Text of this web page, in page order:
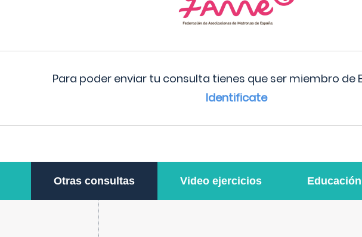
Para poder enviar tu consulta tienes que ser miembro de
Identificate
Otras consultas Video ejercicios